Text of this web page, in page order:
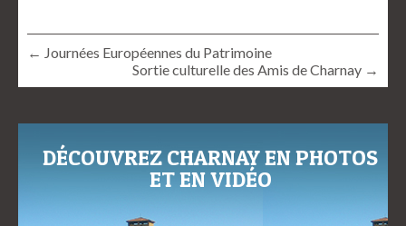
← Journées Européennes du Patrimoine
Sortie culturelle des Amis de Charnay →
DÉCOUVREZ CHARNAY EN PHOTOS
ET EN VIDÉO